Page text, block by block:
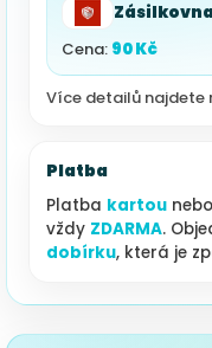
Cena: 90 Kč
Více detailů najdete
Platba
Platba kartou nebo
vždy ZDARMA.
dobírku, která je